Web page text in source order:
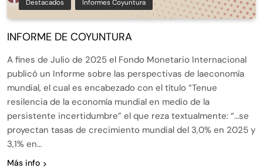
Destacados Informes Coyuntura
INFORME DE COYUNTURA
A fines de Julio de 2025 el Fondo Monetario Internacional
publicó un Informe sobre las perspectivas de laeconomía
mundial, el cual es encabezado con el título “Tenue
resilencia de la economía mundial en medio de la
persistente incertidumbre” el que reza textualmente: “…se
proyectan tasas de crecimiento mundial del 3,0% en 2025 y
3,1% en…
Más info